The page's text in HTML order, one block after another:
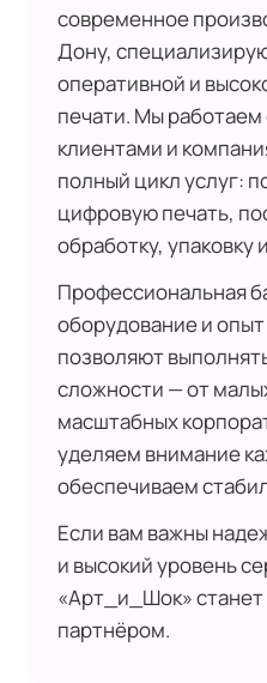
современное
Дону,
оперативной и
печати. Мы работаем
клиентами и
полный цикл услуг:
цифровую печать,
обработку, упаковку
Профессиональная
оборудование и
позволяют
сложности — от
масштабных
уделяем внимание
обеспечиваем
Если вам важны
и высокий уровень
«Арт_и_Шок»
партнёром.